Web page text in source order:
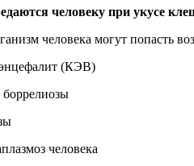
человеку при укусе
человека могут попасть
(КЭВ)
человека